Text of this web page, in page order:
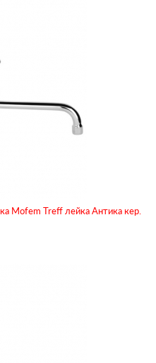
Mofem Treff лейка Антика кер.